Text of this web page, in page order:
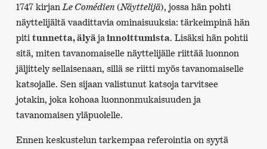
1747 kirjan Le Comédien(Näyttelijä), jossa hän pohti
näyttelijältä vaadittavia ominaisuuksia: tärkeimpinä hän
piti tunnetta, älyä jainnoittumista. Lisäksi hän pohtii
sitä, miten tavanomaiselle näyttelijälle riittää luonnon
jäljittely sellaisenaan, sillä se riitti myös tavanomaiselle
katsojalle. Sen sijaan valistunut katsoja tarvitsee
jotakin, joka kohoaa luonnonmukaisuuden ja
tavanomaisen yläpuolelle.
Ennen keskustelun tarkempaa referointia on syytä